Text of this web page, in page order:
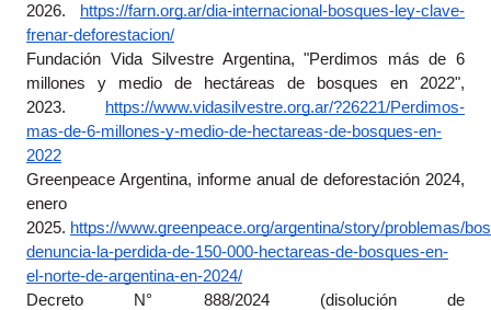
2026.
https://farn.org.ar/dia-internacional-bosques-ley-clave-
frenar-deforestacion/
Fundación Vida Silvestre Argentina, "Perdimos más de 6
millones y medio de hectáreas de bosques en 2022",
2023.
https://www.vidasilvestre.org.ar/?26221/Perdimos-
mas-de-6-millones-y-medio-de-hectareas-de-bosques-en-
2022
Greenpeace Argentina, informe anual de deforestación 2024,
enero
2025. https://www.greenpeace.org/argentina/story/problemas/
denuncia-la-perdida-de-150-000-hectareas-de-bosques-en-
el-norte-de-argentina-en-2024/
Decreto N° 888/2024 (disolución de